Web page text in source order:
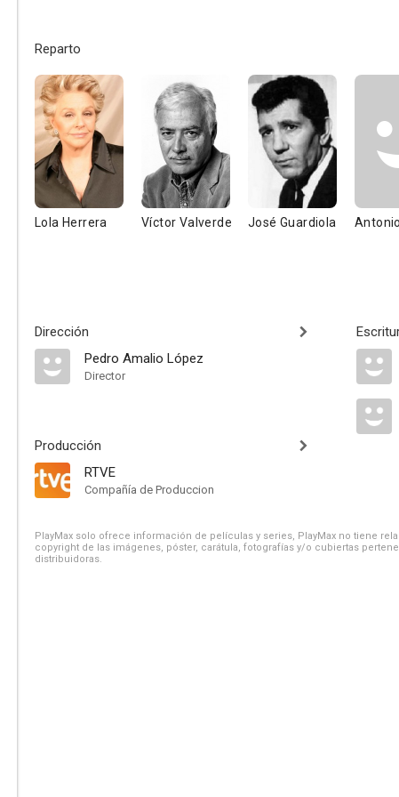
Reparto
Lola Herrera Víctor Valverde José Guardiola
Dirección
Pedro Amalio López
Director
Producción
RTVE
Compañía de Produccion
PlayMax solo ofrece información de películas y series, PlayMax no tiene
copyright de las imágenes, póster, carátula, fotografías y/o cubiertas
distribuidoras.